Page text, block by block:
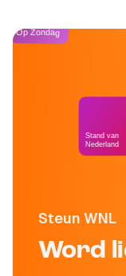
Steun WNL
Word
Op Zondag
Stand van
Nederland